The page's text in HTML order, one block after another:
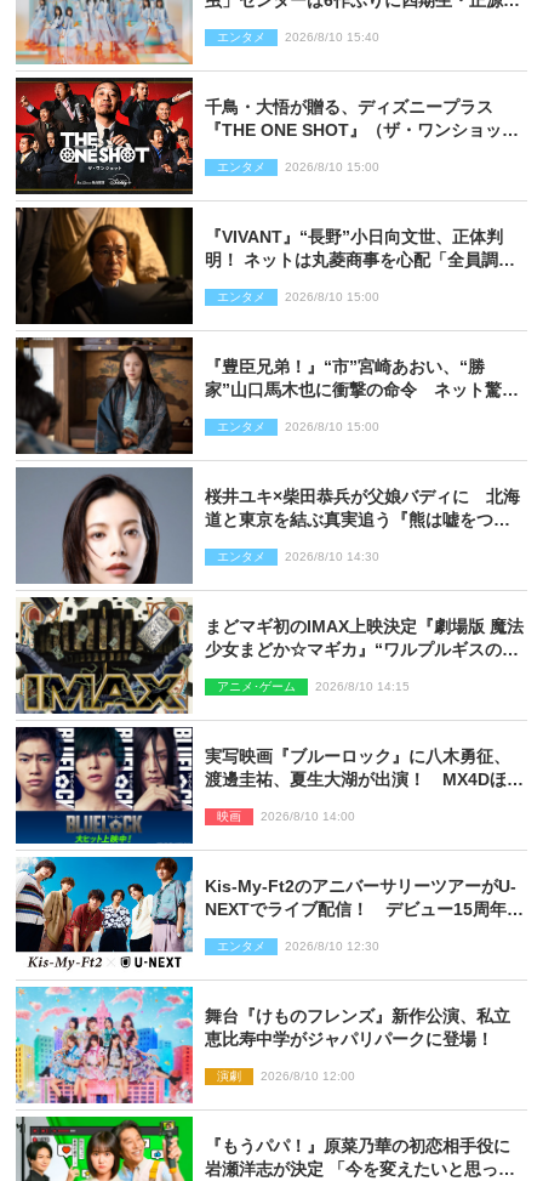
エンタメ 2026/8/10 15:40
千鳥・大悟が贈る、ディズニープラス
『THE ONE SHOT』（ザ・ワンショッ
を投じる“真の笑い”を見る大会がついに
開幕
エンタメ 2026/8/10 15:00
『VIVANT』“長野”小日向文世、正体判
明！ ネットは丸菱商事を心配「全員調べ
エンタメ 2026/8/10 15:00
『豊臣兄弟！』“市”宮崎あおい、“勝
家”山口馬木也に衝撃の命令 ネット驚き
あり）
エンタメ 2026/8/10 15:00
桜井ユキ×柴田恭兵が父娘バディに 北海
道と東京を結ぶ真実追う『熊は嘘をつか
エンタメ 2026/8/10 14:30
まどマギ初のIMAX上映決定『劇場版 魔法
少女まどか☆マギカ』“ワルプルギスの
アニメ･ゲーム 2026/8/10 14:15
実写映画『ブルーロック』に八木勇征、
渡邊圭祐、夏生大湖が出演！ MX4Dほか
映画 2026/8/10 14:00
Kis‐My‐Ft2のアニバーサリーツアーがU‐
NEXTでライブ配信！ デビュー15周年の
エンタメ 2026/8/10 12:30
舞台『けものフレンズ』新作公演、私立
恵比寿中学がジャパリパークに登場！
演劇 2026/8/10 12:00
『もうパパ！』原菜乃華の初恋相手役に
岩瀬洋志が決定 「今を変えたいと思って